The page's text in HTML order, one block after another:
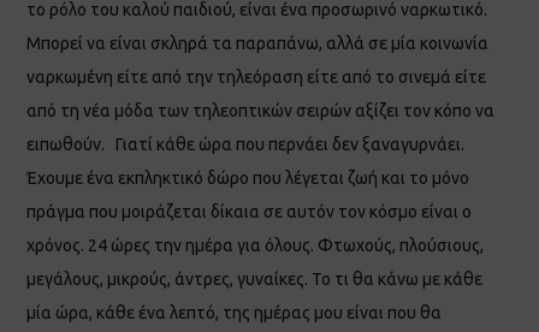
το ρόλο του καλού παιδιού, είναι ένα προσωρινό ναρκωτικό.
Μπορεί να είναι σκληρά τα παραπάνω, αλλά σε μία κοινωνία
ναρκωμένη είτε από την τηλεόραση είτε από το σινεμά είτε
από τη νέα μόδα των τηλεοπτικών σειρών αξίζει τον κόπο να
ειπωθούν. Γιατί κάθε ώρα που περνάει δεν ξαναγυρνάει.
Έχουμε ένα εκπληκτικό δώρο που λέγεται ζωή και το μόνο
πράγμα που μοιράζεται δίκαια σε αυτόν τον κόσμο είναι ο
χρόνος. 24 ώρες την ημέρα για όλους. Φτωχούς, πλούσιους,
μεγάλους, μικρούς, άντρες, γυναίκες. Το τι θα κάνω με κάθε
μία ώρα, κάθε ένα λεπτό, της ημέρας μου είναι που θα